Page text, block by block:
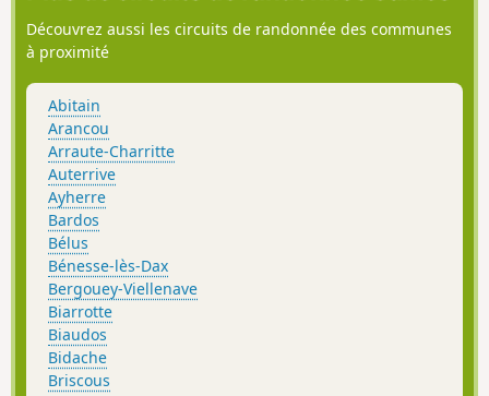
également être faite en VTT. Il a été
récemment goudronné depuis le départ
haut, les Barthes étant des terres
inondables, il ne vaut mieux pas y
randonner après de fortes pluies.
Découvrez aussi les circuits de randonnée des communes
à proximité
Abitain
Arancou
Arraute-Charritte
Auterrive
Ayherre
Bardos
Bélus
Bénesse-lès-Dax
Bergouey-Viellenave
Biarrotte
Biaudos
Bidache
Briscous